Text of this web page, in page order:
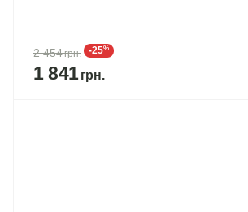
2 454 -25%
1 841